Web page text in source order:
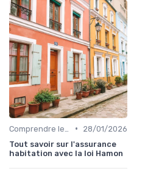
•
28/01/2026
Tout savoir sur l'assurance
habitation avec la loi Hamon